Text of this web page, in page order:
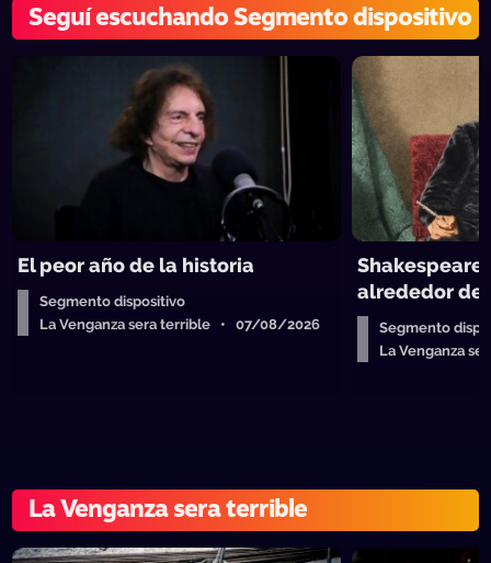
Seguí escuchando Segmento dispositivo
El peor año de la historia
Segmento dispositivo
La Venganza sera terrible • 07/08/2026
Shakespeare
alrededor de
Segmento
La Venganza
La Venganza sera terrible